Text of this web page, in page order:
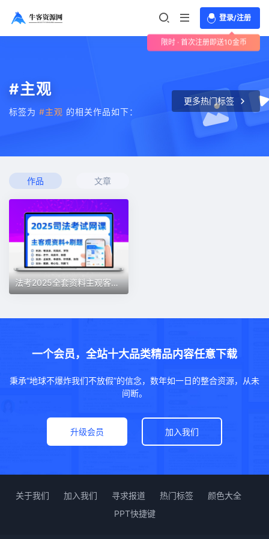
登录/注册
限时 · 首次注册即送10金币
#主观
标签为 #主观 的相关作品如下：
更多热门标签
作品 文章
法考2025全套资料主观客观内部网络课程电子教材讲义 +APP 刷题
一个会员，全站十大品类精品内容任意下载
秉承“地球不爆炸我们不放假”的信念，数年如一日的整合资源，从未
间断。
升级会员 加入我们
关于我们 加入我们 寻求报道 热门标签
颜色大全
PPT快捷键